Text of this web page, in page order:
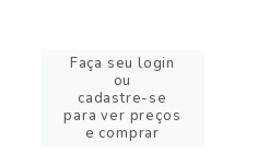
Faça seu login
ou
cadastre-se
para ver preços
e comprar